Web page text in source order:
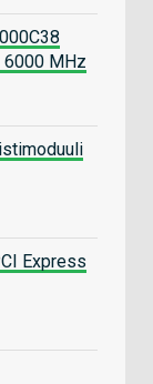
6000 MHz
Express